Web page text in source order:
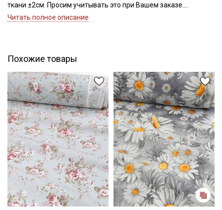
ткани ±2см. Просим учитывать это при Вашем заказе.
обработанного специальным способом хлопка, волокна
смачивают клеевой смесью (шлихтой); низкая сминаемость,
хорошо держит форму; соткано крестообразным плетением
длинных, некрученых волокон; на ощупь имеет бархатистую,
мягкую поверхность; ткань тонкая и легкая, так как соткана из
тонких и средних номеров нитей; полотно очень прочное и
износостойкое; низкая просвечиваемость; усадка до 2%; не
выгорает, не линяет.
Применение ткани: постельное белье; нательное белье;
пижамы и ночные сорочки; летняя одежда для взрослых и
детей; шторы; кухонный текстиль, для рукоделия.
Перед раскроем ткань следует замочить в воде комнатной
температуры на 10-15 мин; без отжима повесить стекать;
влажную прогладить разогретым утюгом.
Читать полное описание
Похожие товары